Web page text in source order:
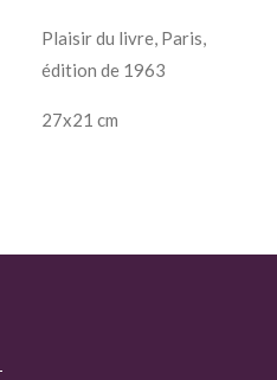
Plaisir du livre, Paris,
édition de 1963
27x21 cm